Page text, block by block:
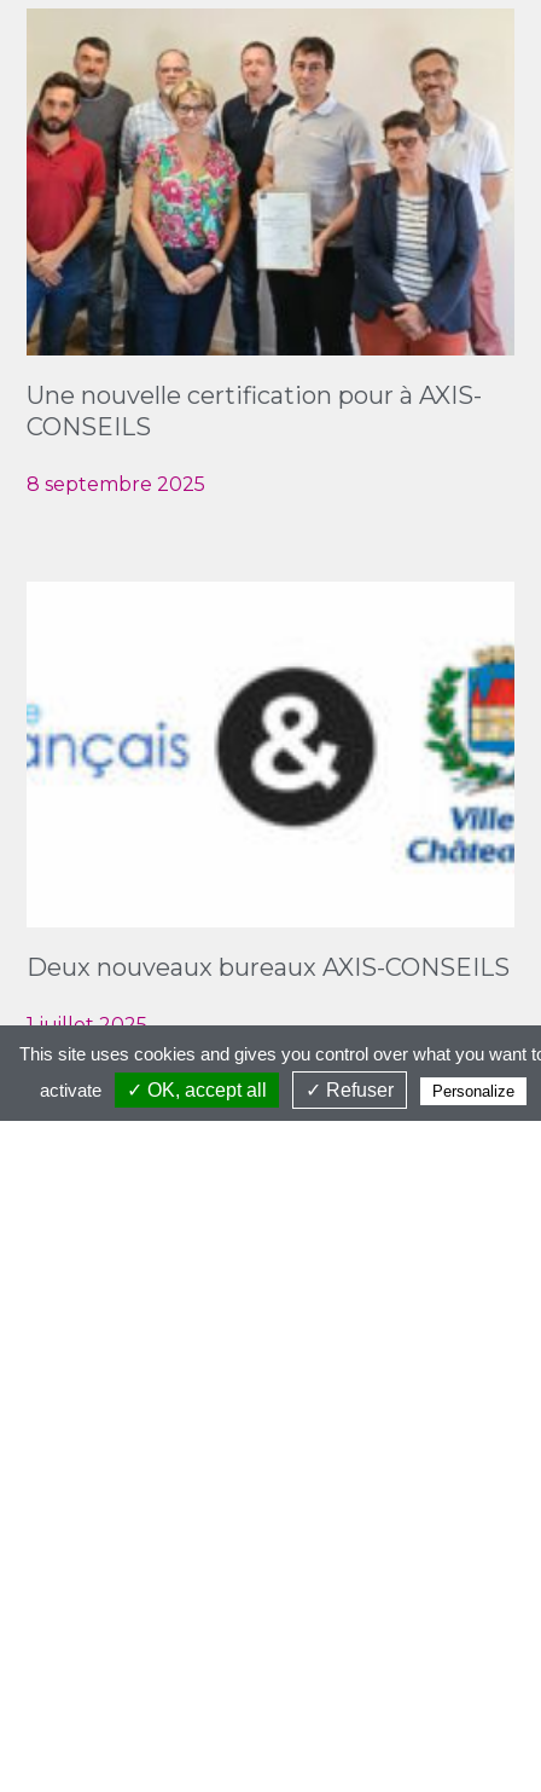
Une nouvelle certification pour à AXIS-
CONSEILS
8 septembre 2025
Deux nouveaux bureaux AXIS-CONSEILS
1 juillet 2025
This site uses cookies and gives you control over what you want
activate
✓ OK, accept all ✓ Refuser Personalize